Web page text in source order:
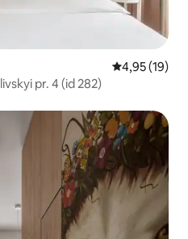
4,95 de uma
4,95 (19)
pr. 4 (id 282)
dos hóspedes